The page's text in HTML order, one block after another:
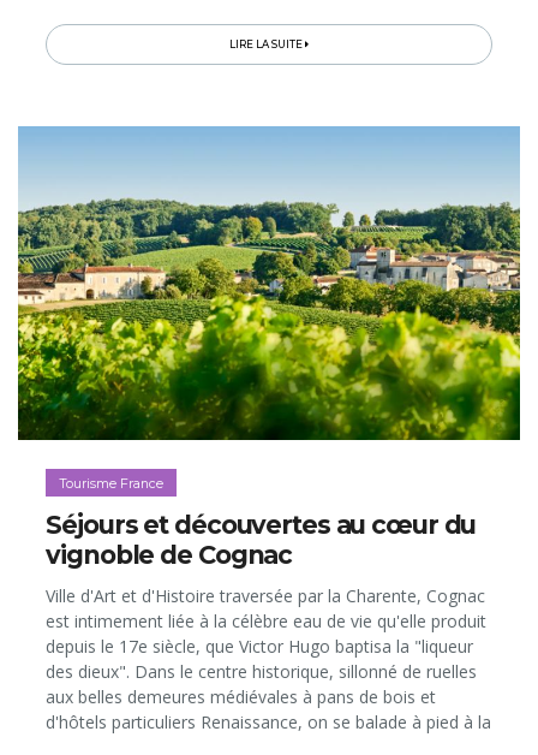
romantique, la «Cité des Papes», son centre historique
animé et son patrimoine classé par l’Unesco bordé par le
LIRE LA SUITE
Tourisme France
Séjours et découvertes au cœur du
vignoble de Cognac
Ville d'Art et d'Histoire traversée par la Charente, Cognac
est intimement liée à la célèbre eau de vie qu'elle produit
depuis le 17e siècle, que Victor Hugo baptisa la "liqueur
des dieux". Dans le centre historique, sillonné de ruelles
aux belles demeures médiévales à pans de bois et
d'hôtels particuliers Renaissance, on se balade à pied à la